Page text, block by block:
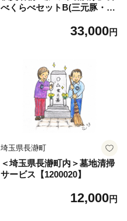
べくらべセットB(三元豚・埼
33,000円
埼玉県長瀞町
＜埼玉県長瀞町内＞墓地清掃
サービス【1200020】
12,000円